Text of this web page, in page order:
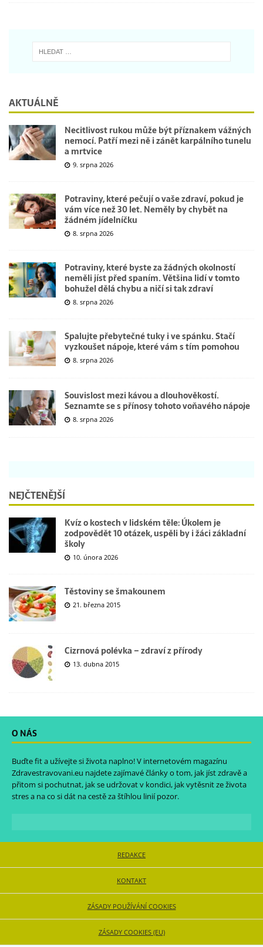
AKTUÁLNĚ
Necitlivost rukou může být příznakem vážných
nemocí. Patří mezi ně i zánět karpálního tunelu
a mrtvice
9. srpna 2026
Potraviny, které pečují o vaše zdraví, pokud je
vám více než 30 let. Neměly by chybět na
žádném jídelníčku
8. srpna 2026
Potraviny, které byste za žádných okolností
neměli jíst před spaním. Většina lidí v tomto
bohužel dělá chybu a ničí si tak zdraví
8. srpna 2026
Spalujte přebytečné tuky i ve spánku. Stačí
vyzkoušet nápoje, které vám s tím pomohou
8. srpna 2026
Souvislost mezi kávou a dlouhověkostí.
Seznamte se s přínosy tohoto voňavého nápoje
8. srpna 2026
NEJČTENĚJŠÍ
Kvíz o kostech v lidském těle: Úkolem je
zodpovědět 10 otázek, uspěli by i žáci základní
školy
10. února 2026
Těstoviny se šmakounem
21. března 2015
Cizrnová polévka – zdraví z přírody
13. dubna 2015
O NÁS
Buďte fit a užívejte si života naplno! V internetovém magazínu
Zdravestravovani.eu najdete zajímavé články o tom, jak jíst zdravě a
přitom si pochutnat, jak se udržovat v kondici, jak vytěsnit ze života
stres a na co si dát na cestě za štíhlou linií pozor.
REDAKCE
KONTAKT
ZÁSADY POUŽÍVÁNÍ COOKIES
ZÁSADY COOKIES (EU)